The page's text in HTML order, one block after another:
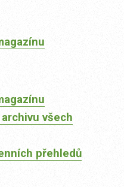
všech
přehledů